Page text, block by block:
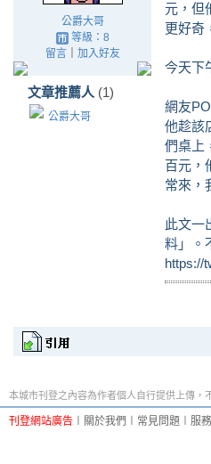
公爵大哥
等級：8
留言｜ 加入好友
文章推薦人 (1)
公爵大哥
元，但
更好奇
今天下
網友
他趁該
們桌上
百元，
常來，
此文一
料」。
https://
本城市刊登之內容為作者個人自行提供上傳，
刊登網站廣告 關於我們 常見問題 服